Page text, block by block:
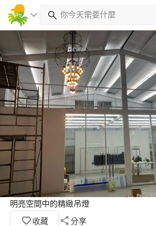
明亮空間中的精緻吊燈
收藏
分享